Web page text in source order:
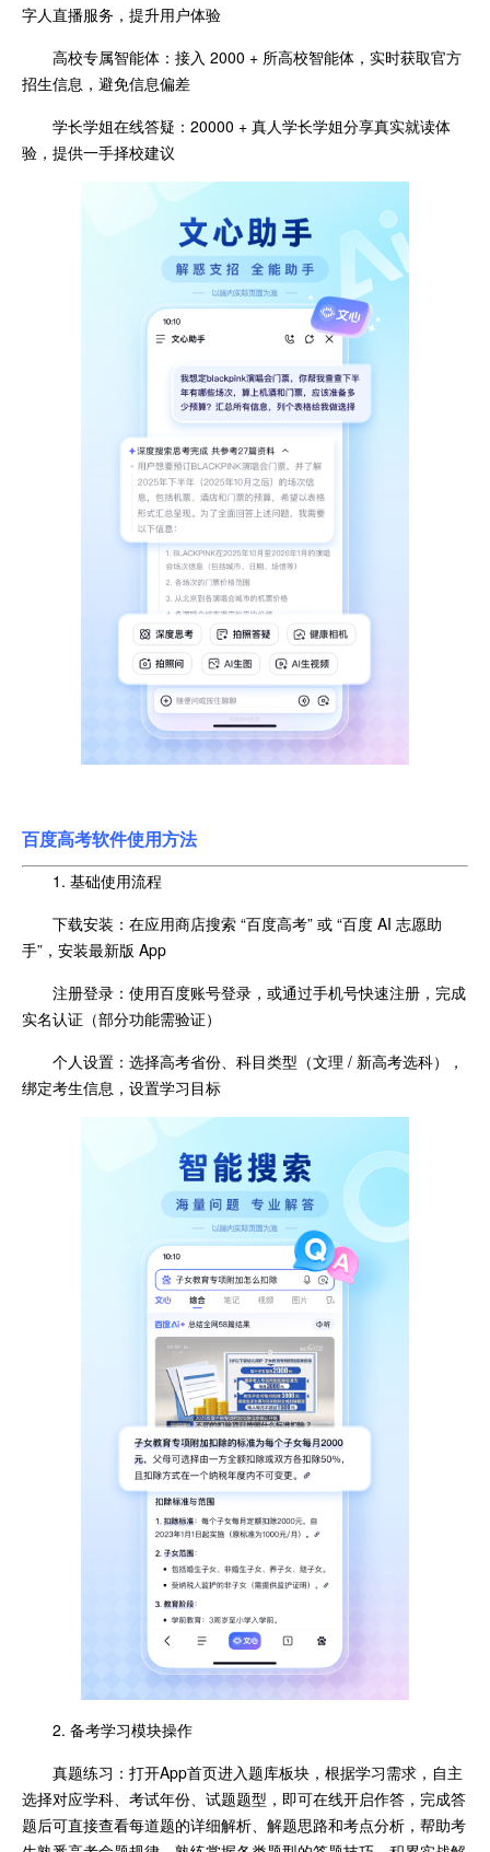
字人直播服务，提升用户体验
高校专属智能体：接入 2000 + 所高校智能体，实时获取官方
招生信息，避免信息偏差
学长学姐在线答疑：20000 + 真人学长学姐分享真实就读体
验，提供一手择校建议
百度高考软件使用方法
1. 基础使用流程
下载安装：在应用商店搜索 “百度高考” 或 “百度 AI 志愿助
手”，安装最新版 App
注册登录：使用百度账号登录，或通过手机号快速注册，完成
实名认证（部分功能需验证）
个人设置：选择高考省份、科目类型（文理 / 新高考选科），
绑定考生信息，设置学习目标
2. 备考学习模块操作
真题练习：打开App首页进入题库板块，根据学习需求，自主
选择对应学科、考试年份、试题题型，即可在线开启作答，完成答
题后可直接查看每道题的详细解析、解题思路和考点分析，帮助考